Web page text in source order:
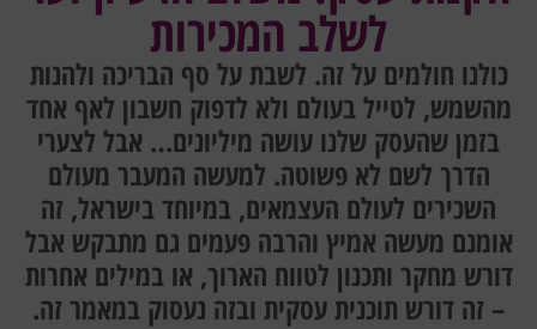
לשלב המכירות
כולנו חולמים על זה. לשבת על סף הבריכה ולהנות
מהשמש, לטייל בעולם ולא לדפוק חשבון לאף אחד
בזמן שהעסק שלנו עושה מיליונים… אבל לצערי
הדרך לשם לא פשוטה. למעשה המעבר מעולם
השכירים לעולם העצמאים, במיוחד בישראל, זה
אומנם מעשה אמיץ והרבה פעמים גם מתבקש אבל
דורש מחקר ותכנון לטווח הארוך, או במילים אחרות
– זה דורש תוכנית עסקית ובזה נעסוק במאמר זה.